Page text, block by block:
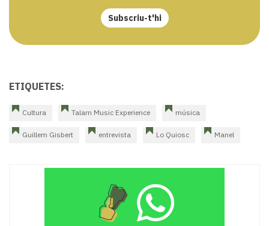
Subscriu-t'hi
ETIQUETES:
Cultura Talarn Music Experience música
Guillem Gisbert entrevista Lo Quiosc Manel